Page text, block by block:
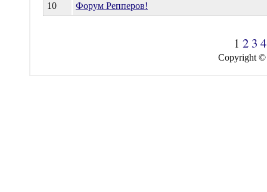
10
Форум Репперов!
1 2 3 4
Copyright